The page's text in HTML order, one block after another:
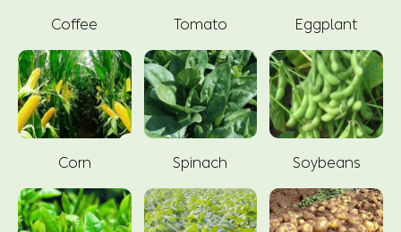
Coffee Tomato Eggplant
Corn Spinach Soybeans